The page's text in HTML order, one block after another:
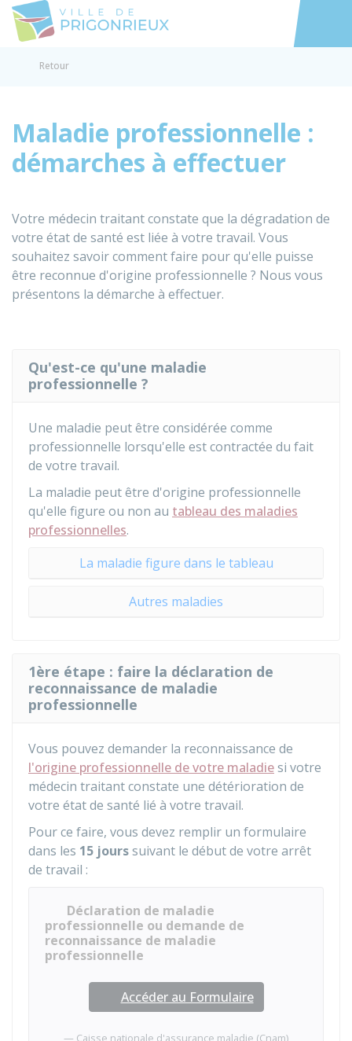
Accéder
Retour
Maladie professionnelle :
démarches à effectuer
Votre médecin traitant constate que la dégradation de
votre état de santé est liée à votre travail. Vous
souhaitez savoir comment faire pour qu'elle puisse
être reconnue d'origine professionnelle ? Nous vous
présentons la démarche à effectuer.
Qu'est-ce qu'une maladie
professionnelle ?
Une maladie peut être considérée comme
professionnelle lorsqu'elle est contractée du fait
de votre travail.
La maladie peut être d'origine professionnelle
qu'elle figure ou non au tableau des maladies
professionnelles.
La maladie figure dans le tableau
Autres maladies
1ère étape : faire la déclaration de
reconnaissance de maladie
professionnelle
Vous pouvez demander la reconnaissance de
l'origine professionnelle de votre maladiesi votre
médecin traitant constate une détérioration de
votre état de santé lié à votre travail.
Pour ce faire, vous devez remplir un formulaire
dans les 15 jourssuivant le début de votre arrêt
de travail :
Déclaration de maladie
professionnelle ou demande de
reconnaissance de maladie
professionnelle
Accéder au Formulaire
Caisse nationale d'assurance maladie (Cnam)